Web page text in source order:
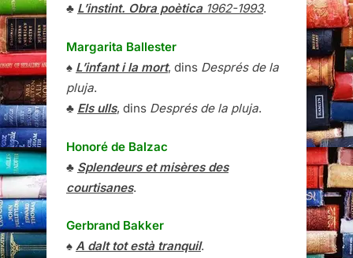
♣ L’instint. Obra poètica1962-1993.
Margarita Ballester
♠ L’infant i la mort, dins Després de la
pluja.
♣ Els ulls, dins Després de la pluja.
Honoré de Balzac
♣ Splendeurs et misères des
courtisanes.
Gerbrand Bakker
♠ A dalt tot està tranquil.